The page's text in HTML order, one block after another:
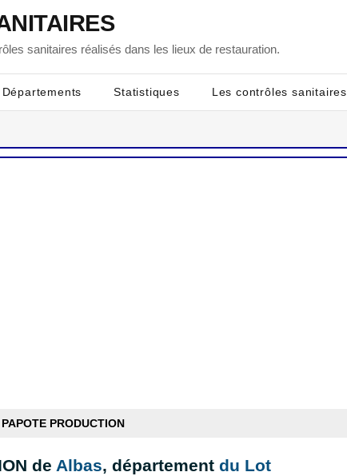
sanitaires réalisés dans les lieux de restauration.
Départements Statistiques Les contrôles sanitaires
PAPOTE PRODUCTION
de Albas, département du Lot